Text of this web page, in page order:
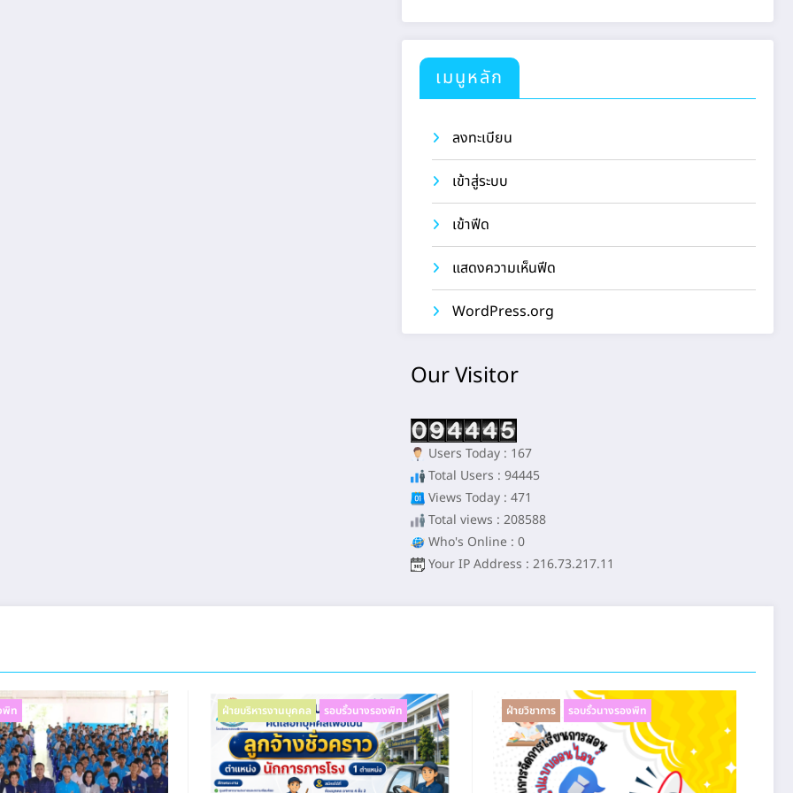
เมนูหลัก
ลงทะเบียน
เข้าสู่ระบบ
เข้าฟีด
แสดงความเห็นฟีด
WordPress.org
Our Visitor
Users Today : 167
Total Users : 94445
Views Today : 471
Total views : 208588
Who's Online : 0
Your IP Address : 216.73.217.11
พิท ฝ่ายบริหารงานบุคคล รอบรั้วนางรองพิท ฝ่ายวิชาการ รอบรั้วนางรองพิท